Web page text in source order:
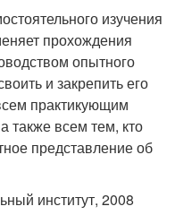
изучения
прохождения
опытного
и закрепить его
практикующим
также всем тем, кто
представление об
институт, 2008